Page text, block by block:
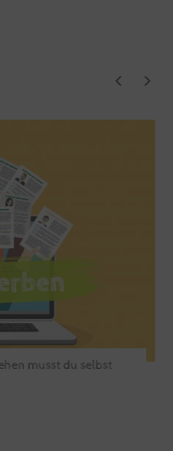
musst du selbst